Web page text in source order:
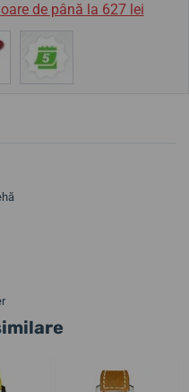
de până la 627 lei